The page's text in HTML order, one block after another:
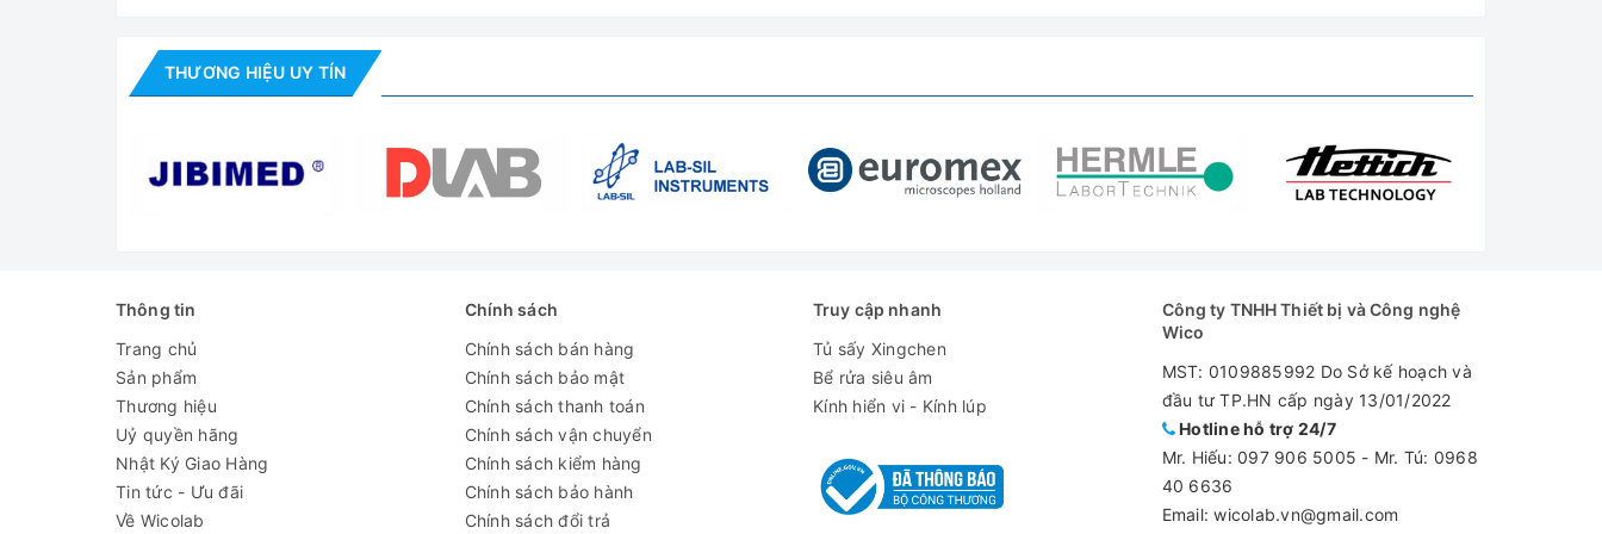
(mm)
THƯƠNG HIỆU UY TÍN
Thông tin
Trang chủ
Sản phẩm
Thương hiệu
Uỷ quyền hãng
Nhật Ký Giao Hàng
Tin tức - Ưu đãi
Về Wicolab
Chính sách
Chính sách bán hàng
Chính sách bảo mật
Chính sách thanh toán
Chính sách vận chuyển
Chính sách kiểm hàng
Chính sách bảo hành
Chính sách đổi trả
Truy cập nhanh
Tủ sấy Xingchen
Bể rửa siêu âm
Kính hiển vi - Kính lúp
Công ty TNHH Thiết bị và Công nghệ
Wico
MST: 0109885992 Do Sở kế hoạch và
đầu tư TP.HN cấp ngày 13/01/2022
Hotline hỗ trợ 24/7
Mr. Hiếu: 097 906 5005 - Mr. Tú: 0968
40 6636
Email: wicolab.vn@gmail.com